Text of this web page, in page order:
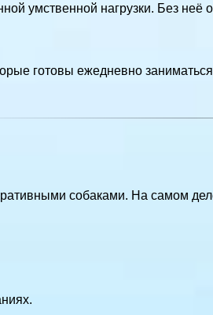
умственной нагрузки. Без неё
готовы ежедневно
собаками. На самом